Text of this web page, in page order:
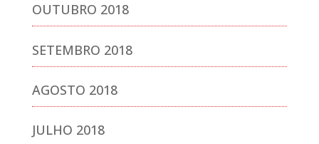
OUTUBRO 2018
SETEMBRO 2018
AGOSTO 2018
JULHO 2018